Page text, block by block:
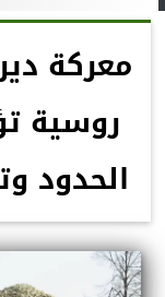
معركة
روسية
الحدود